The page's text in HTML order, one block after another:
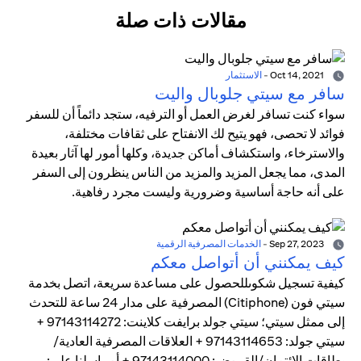
مقالات ذات صلة
- الاستثمار
سافر مع سيتي جلوبال واليت
سواء كنت تسافر لغرض العمل أو الترفيه، ستجد دائماً أن للسفر
فوائد لا تحصى، فهو يتيح لك الانفتاح على ثقافات مختلفة،
والاسترخاء، واستكشاف أماكن جديدة، وكلها أمور لها آثار بعيدة
المدى، مما يجعل المزيد والمزيد من الناس ينظرون إلى السفر
على أنه حاجة أساسية وضرورية وليست مجرد رفاهية.
- الخدمات المصرفية الرقمية
كيف يمكنني أن أتواصل معكم
كيفية تسجيل شكوىللحصول على مساعدة سريعة، اتصل بخدمة
سيتي فون (Citiphone) المصرفية على مدار 24 ساعة للتحدث
إلى ممثل سيتي؛ سيتي جولد برايفت كلاينت: 97143114272 +
سيتي جولد: 97143114653 + العلاقات المصرفية العادية/